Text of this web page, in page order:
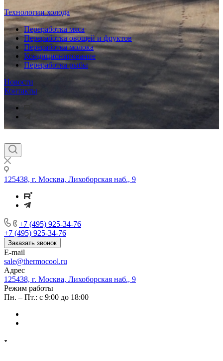
Технологии холода
Переработка мяса
Переработка овощей и фруктов
Переработка молока
Кондиционирование
Переработка рыбы
Новости
Контакты
125438, г. Москва, Лихоборская наб., 9
+7 (495) 925-34-76
+7 (495) 925-34-76
Заказать звонок
E-mail
sale@thermocool.ru
Адрес
125438, г. Москва, Лихоборская наб., 9
Режим работы
Пн. – Пт.: с 9:00 до 18:00